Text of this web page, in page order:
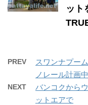
ット
PREV
スワンナプー
ノレール計画中
NEXT
バンコクから
ットエアで